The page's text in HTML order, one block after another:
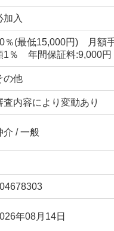
加入
％(最低15,000円) 月額
1％ 年間保証料:9,000円
の他
査内容により変動あり
介 / 一般
年08月14日